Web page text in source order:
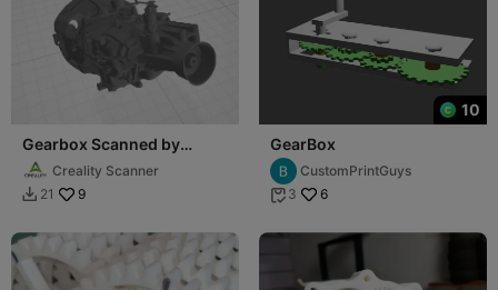
Gearbox Scanned by
RaptorXCreality Scanner
 21 9
10
GearBox
CustomPrintGuys
 3 6